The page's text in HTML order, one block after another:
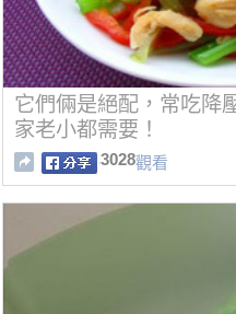
它們倆是絕配，常吃降
家老小都需要！
3028觀看